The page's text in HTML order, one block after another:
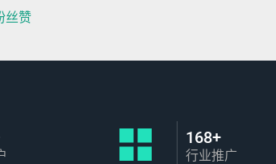
丝赞
168+
行业推广